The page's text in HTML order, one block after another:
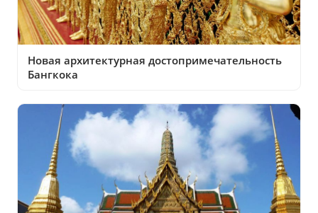
Новая архитектурная достопримечательность
Бангкока